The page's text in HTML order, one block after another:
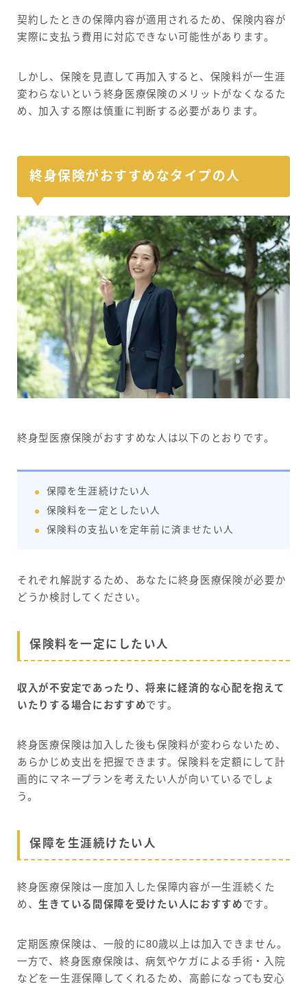
契約したときの保障内容が適用されるため、保険内容が
実際に支払う費用に対応できない可能性があります。
しかし、保険を見直して再加入すると、保険料が一生涯
変わらないという終身医療保険のメリットがなくなるた
め、加入する際は慎重に判断する必要があります。
終身保険がおすすめなタイプの人
終身型医療保険がおすすめな人は以下のとおりです。
保障を生涯続けたい人
保険料を一定としたい人
保険料の支払いを定年前に済ませたい人
それぞれ解説するため、あなたに終身医療保険が必要か
どうか検討してください。
保険料を一定にしたい人
収入が不安定であったり、将来に経済的な心配を抱えて
いたりする場合におすすめです。
終身医療保険は加入した後も保険料が変わらないため、
あらかじめ支出を把握できます。保険料を定額にして計
画的にマネープランを考えたい人が向いているでしょ
う。
保障を生涯続けたい人
終身医療保険は一度加入した保障内容が一生涯続くた
め、生きている間保障を受けたい人におすすめです。
定期医療保険は、一般的に80歳以上は加入できません。
一方で、終身医療保険は、病気やケガによる手術・入院
などを一生涯保障してくれるため、高齢になっても安心